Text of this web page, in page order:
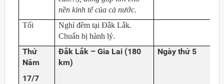
nền kinh tế của cả nước.
Tối
Nghỉ đêm tại Đắk Lắk.
Chuẩn bị hành lý.
Thứ
Năm
17/7
Đắk Lắk – Gia Lai (180
km)
Ngày thứ 5